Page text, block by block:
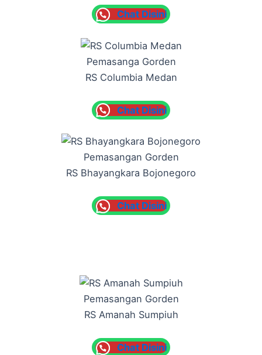
Chat Disini
Pemasanga Gorden
RS Columbia Medan
Chat Disini
Pemasangan Gorden
RS Bhayangkara Bojonegoro
Chat Disini
Pemasangan Gorden
RS Amanah Sumpiuh
Chat Disini